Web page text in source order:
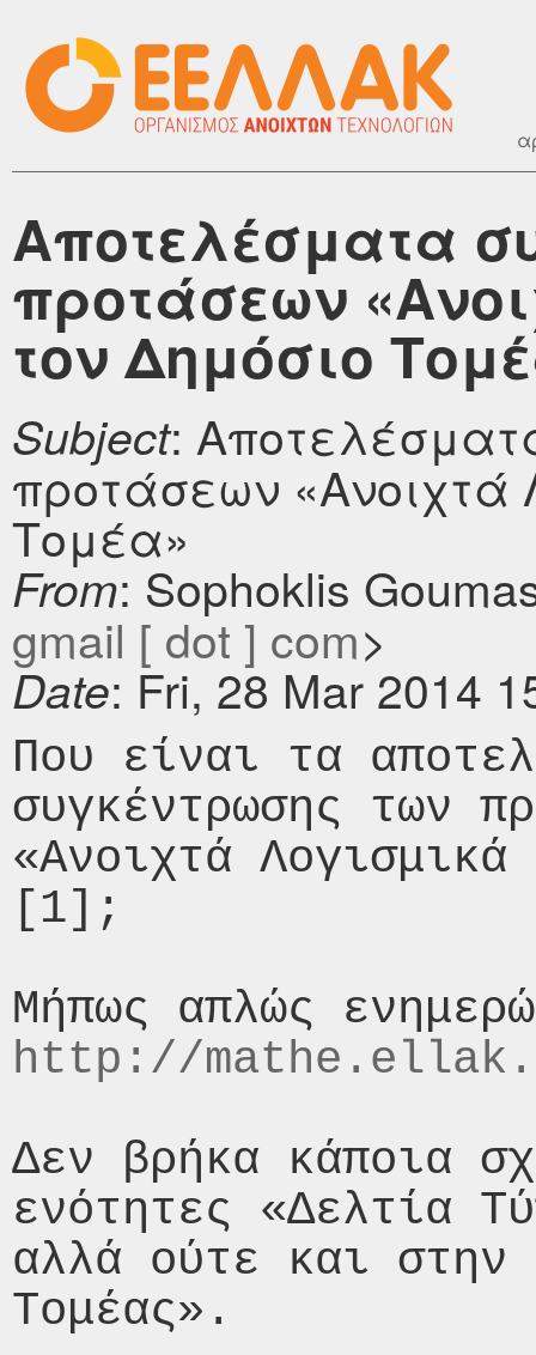
Αποτελέσματα
προτάσεων
τον Δημόσιο
Subject:
προτάσεων «Ανοιχτά
Τομέα»
From: Sophoklis
gmail [ dot ] com>
Date: Fri, 28 Mar 2014
Που είναι τα
συγκέντρωσης των
«Ανοιχτά
[1];
http://
Δεν βρήκα κάποια
ενότητες «Δελτία
αλλά ούτε και στην
Τομέας».